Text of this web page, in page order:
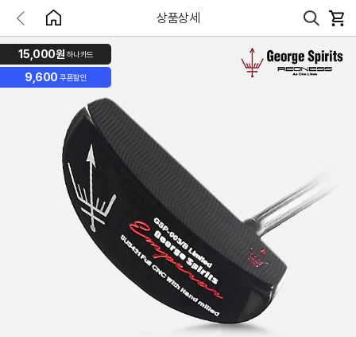
상품상세
15,000원 하나카드
9,600 쿠폰할인